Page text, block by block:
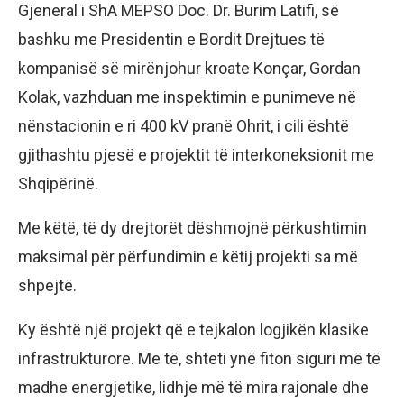
Gjeneral i ShA MEPSO Doc. Dr. Burim Latifi, së
bashku me Presidentin e Bordit Drejtues të
kompanisë së mirënjohur kroate Konçar, Gordan
Kolak, vazhduan me inspektimin e punimeve në
nënstacionin e ri 400 kV pranë Ohrit, i cili është
gjithashtu pjesë e projektit të interkoneksionit me
Shqipërinë.
Me këtë, të dy drejtorët dëshmojnë përkushtimin
maksimal për përfundimin e këtij projekti sa më
shpejtë.
Ky është një projekt që e tejkalon logjikën klasike
infrastrukturore. Me të, shteti ynë fiton siguri më të
madhe energjetike, lidhje më të mira rajonale dhe